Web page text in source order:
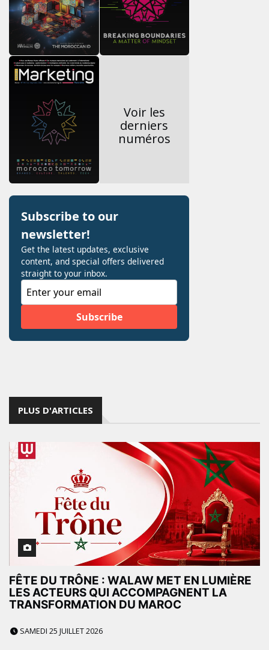
Voir les
derniers
numéros
PLUS D'ARTICLES
FÊTE DU TRÔNE : WALAW MET EN LUMIÈRE
LES ACTEURS QUI ACCOMPAGNENT LA
TRANSFORMATION DU MAROC
SAMEDI 25 JUILLET 2026